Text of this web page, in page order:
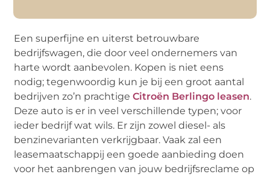
Een superfijne en uiterst betrouwbare
bedrijfswagen, die door veel ondernemers van
harte wordt aanbevolen. Kopen is niet eens
nodig; tegenwoordig kun je bij een groot aantal
bedrijven zo’n prachtigeCitroën Berlingo leasen.
Deze auto is er in veel verschillende typen; voor
ieder bedrijf wat wils. Er zijn zowel diesel- als
benzinevarianten verkrijgbaar. Vaak zal een
leasemaatschappij een goede aanbieding doen
voor het aanbrengen van jouw bedrijfsreclame op